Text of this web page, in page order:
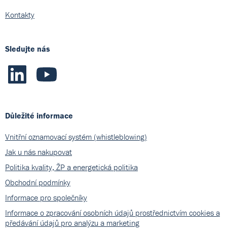
Kontakty
Sledujte nás
Důležité informace
Vnitřní oznamovací systém (whistleblowing)
Jak u nás nakupovat
Politika kvality, ŽP a energetická politika
Obchodní podmínky
Informace pro společníky
Informace o zpracování osobních údajů prostřednictvím cookies a
předávání údajů pro analýzu a marketing